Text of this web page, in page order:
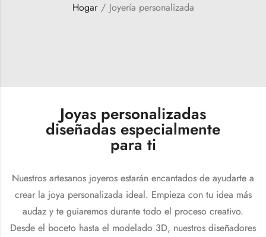
Hogar
Joyería personalizada
Joyas personalizadas
diseñadas especialmente
para ti
Nuestros artesanos joyeros estarán encantados de ayudarte a
crear la joya personalizada ideal. Empieza con tu idea más
audaz y te guiaremos durante todo el proceso creativo.
Desde el boceto hasta el modelado 3D, nuestros diseñadores